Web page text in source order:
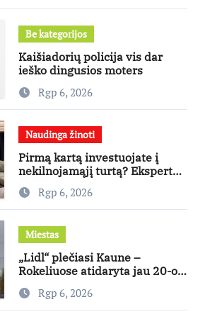
Be kategorijos
Kaišiadorių policija vis dar
ieško dingusios moters
Rgp 6, 2026
Naudinga žinoti
Pirmą kartą investuojate į
nekilnojamąjį turtą? Ekspertas
pataria, kaip pasirinkti būstą,
kuris generuos grąžą
Rgp 6, 2026
Miestas
„Lidl“ plečiasi Kaune –
Rokeliuose atidaryta jau 20-oji
parduotuvė mieste
Rgp 6, 2026